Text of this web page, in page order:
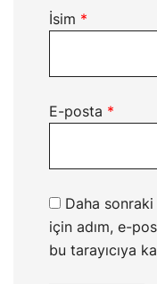
İsim *
E-posta *
Daha sonraki
için adım, e-
bu tarayıcıya